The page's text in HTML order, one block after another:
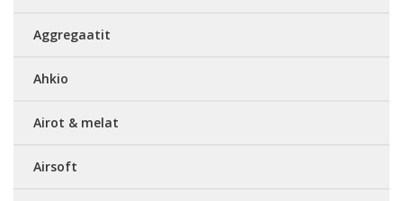
Aggregaatit
Ahkio
Airot & melat
Airsoft